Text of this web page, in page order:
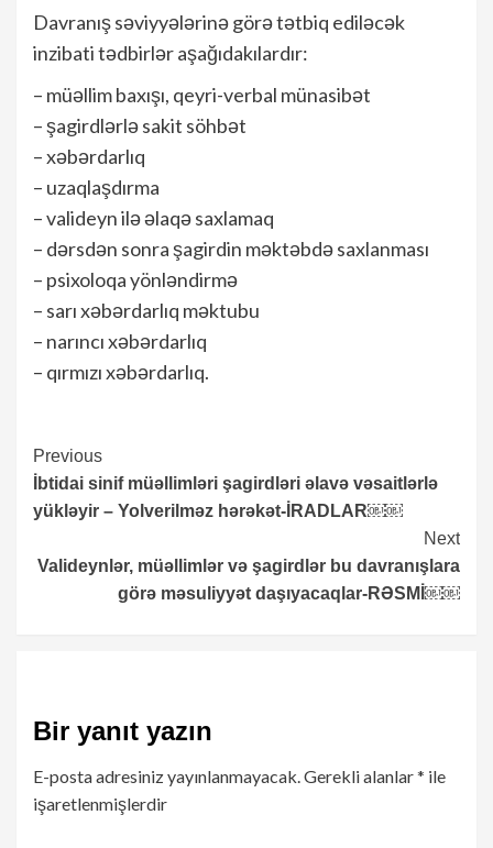
Davranış səviyyələrinə görə tətbiq ediləcək
inzibati tədbirlər aşağıdakılardır:
– müəllim baxışı, qeyri-verbal münasibət
– şagirdlərlə sakit söhbət
– xəbərdarlıq
– uzaqlaşdırma
– valideyn ilə əlaqə saxlamaq
– dərsdən sonra şagirdin məktəbdə saxlanması
– psixoloqa yönləndirmə
– sarı xəbərdarlıq məktubu
– narıncı xəbərdarlıq
– qırmızı xəbərdarlıq.
Continue
Reading
Previous
İbtidai sinif müəllimləri şagirdləri əlavə vəsaitlərlə
yükləyir – Yolverilməz hərəkət-İRADLAR￼￼
Next
Valideynlər, müəllimlər və şagirdlər bu davranışlara
görə məsuliyyət daşıyacaqlar-RƏSMİ￼￼
Bir yanıt yazın
E-posta adresiniz yayınlanmayacak.Gerekli alanlar* ile
işaretlenmişlerdir